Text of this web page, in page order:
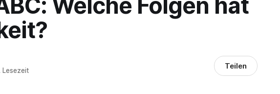
Lesezeit Teilen